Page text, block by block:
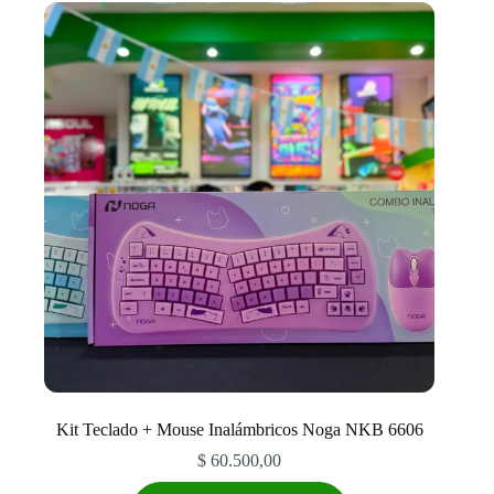
Kit Teclado + Mouse Inalámbricos Noga NKB 6606
$ 60.500,00